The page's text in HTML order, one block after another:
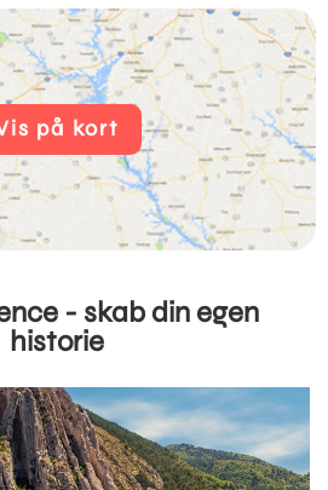
på kort
- skab din egen
historie